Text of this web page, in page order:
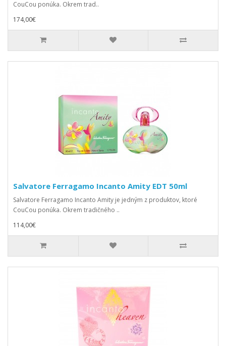
CouCou ponúka. Okrem trad..
174,00€
Salvatore Ferragamo Incanto Amity EDT 50ml
Salvatore Ferragamo Incanto Amity je jedným z produktov, ktoré
CouCou ponúka. Okrem tradičného ..
114,00€